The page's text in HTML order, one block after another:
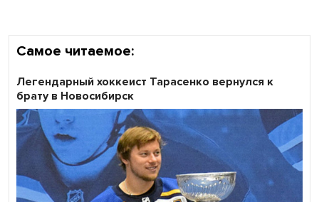
Самое читаемое:
Легендарный хоккеист Тарасенко вернулся к
брату в Новосибирск